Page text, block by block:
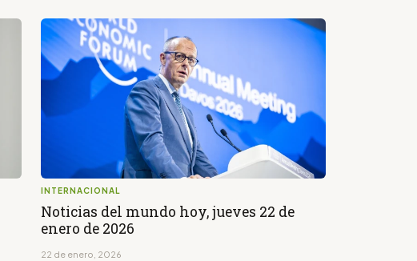
INTERNACIONAL
Noticias del mundo hoy, jueves 22 de
enero de 2026
22 de enero, 2026
Listar destinos
turísticos de la
tasa minera que rige en
Ecuador?